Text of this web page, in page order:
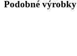
Podobné výrobky